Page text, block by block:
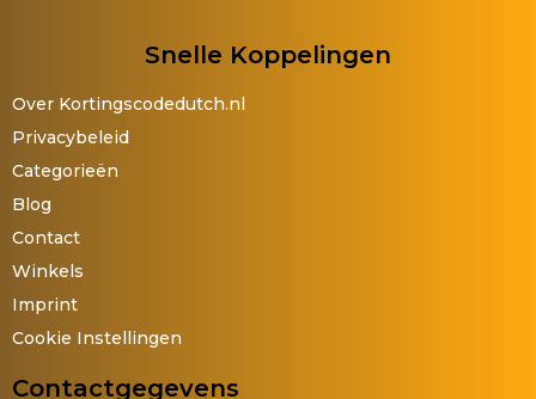
Snelle Koppelingen
Over Kortingscodedutch.nl
Privacybeleid
Categorieën
Blog
Contact
Winkels
Imprint
Cookie Instellingen
Contactgegevens